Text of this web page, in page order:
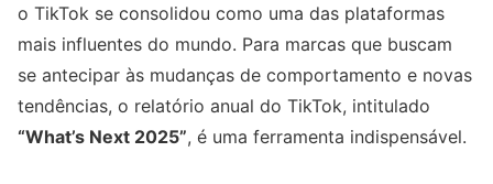
o TikTok se consolidou como uma das plataformas
mais influentes do mundo. Para marcas que buscam
se antecipar às mudanças de comportamento e novas
tendências, o relatório anual do TikTok, intitulado
“What’s Next 2025”, é uma ferramenta indispensável.